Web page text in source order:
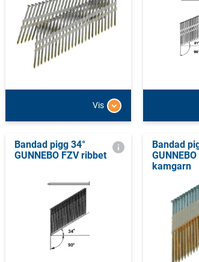
Vis
Bandad pigg 34°
GUNNEBO FZV ribbet
Bandad
kamgarn